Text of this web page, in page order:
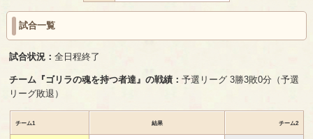
試合一覧
試合状況：全日程終了
チーム『ゴリラの魂を持つ者達』の戦績：予選リーグ 3勝3敗0分（予選
リーグ敗退）
チーム1 結果 チーム2